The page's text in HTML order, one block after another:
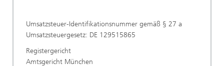
Umsatzsteuer-Identifikationsnummer gemäß § 27 a
Umsatzsteuergesetz: DE 129515865
Registergericht
Amtsgericht München